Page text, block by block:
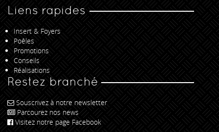
Liens rapides
Insert & Foyers
Poêles
Promotions
Conseils
Réalisations
Restez branché
Souscrivez à notre newsletter
Parcourez nos news
Visitez notre page Facebook